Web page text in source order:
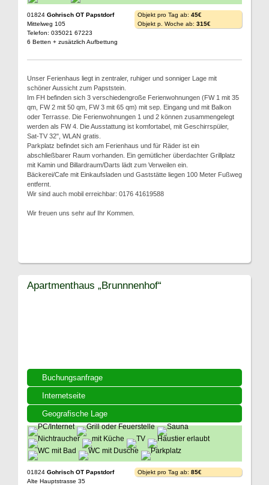
01824 Gohrisch OT Papstdorf
Mittelweg 105
Telefon: 035021 67223
6 Betten + zusätzlich Aufbettung
Objekt pro Tag ab: 45€
Objekt p. Woche ab: 315€
Unser Ferienhaus liegt in zentraler, ruhiger und sonniger Lage mit
schöner Aussicht zum Papststein.
Im FH befinden sich 3 verschiedengroße Ferienwohnungen (FW 1 mit 35
qm, FW 2 mit 50 qm, FW 3 mit 65 qm) mit sep. Eingang und mit Balkon
oder Terrasse. Die Ferienwohnungen 1 und 2 können zusammengelegt
werden als FW 4. Die Ausstattung ist komfortabel, mit Geschirrspüler,
Sat-TV 32", WLAN gratis.
Parkplatz befindet sich am Ferienhaus und für Räder ist ein
abschließbarer Raum vorhanden. Ein gemütlicher überdachter Grillplatz
mit Kamin und Billardraum/Darts lädt zum Verweilen ein.
Bäckerei/Cafe mit Einkaufsladen und Gaststätte liegen 100 Meter Fußweg
entfernt.
Wir sind auch mobil erreichbar: 0176 41619588
Wir freuen uns sehr auf Ihr Kommen.
Buchungsanfrage
Internetseite
Geografische Lage
Apartmenthaus „Brunnnenhof“
01824 Gohrisch OT Papstdorf
Alte Hauptstrasse 35
Objekt pro Tag ab: 85€